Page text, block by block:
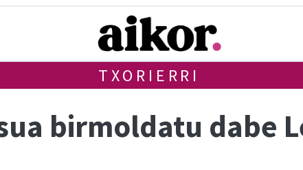
TXORIERRI
birmoldatu dabe